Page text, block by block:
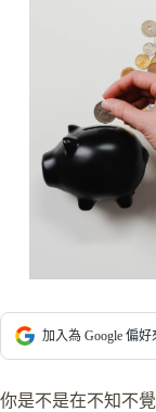
加入為 Google 偏好
你是不是在不知不